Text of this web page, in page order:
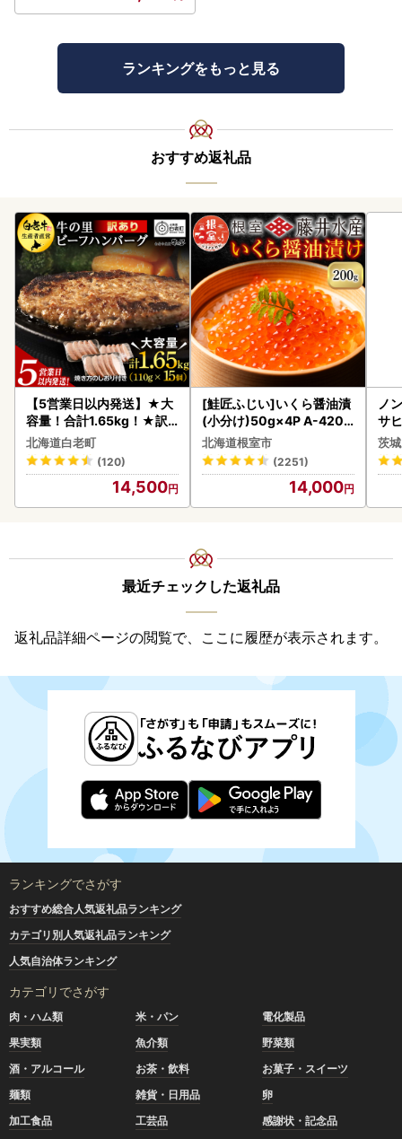
ランキングをもっと見る
おすすめ返礼品
【5営業日以内発送】★大
容量！合計1.65kg！★訳
あり・牛の里ビーフハンバ
ーグ(110ｇ5枚入）×3 AG
058
北海道白老町
(120)
14,500
[鮭匠ふじい]いくら醤油漬
(小分け)50g×4P A-4209
5
北海道根室市
(2251)
14,000
ノ
サ
本
守
茨
最近チェックした返礼品
返礼品詳細ページの閲覧で、ここに履歴が表示されます。
ランキングでさがす
おすすめ総合人気返礼品ランキング
カテゴリ別人気返礼品ランキング
人気自治体ランキング
カテゴリでさがす
肉・ハム類 米・パン
電化製品
果実類
魚介類
野菜類
酒・アルコール
お茶・飲料
お菓子・スイーツ
麺類
雑貨・日用品
卵
加工食品
工芸品
感謝状・記念品